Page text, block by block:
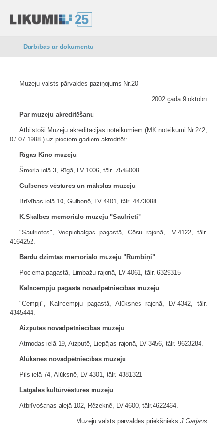
Darbības ar dokumentu
Muzeju valsts pārvaldes paziņojums Nr.20
2002.gada 9.oktobrī
Par muzeju akreditēšanu
Atbilstoši Muzeju akreditācijas noteikumiem (MK noteikumi Nr.242,
07.07.1998.) uz pieciem gadiem akreditēt:
Rīgas Kino muzeju
Šmerļa ielā 3, Rīgā, LV-1006, tālr. 7545009
Gulbenes vēstures un mākslas muzeju
Brīvības ielā 10, Gulbenē, LV-4401, tālr. 4473098.
K.Skalbes memoriālo muzeju "Saulrieti"
"Saulrietos", Vecpiebalgas pagastā, Cēsu rajonā, LV-4122, tālr.
4164252.
Bārdu dzimtas memoriālo muzeju "Rumbiņi"
Pociema pagastā, Limbažu rajonā, LV-4061, tālr. 6329315
Kalncempju pagasta novadpētniecības muzeju
"Cempji", Kalncempju pagastā, Alūksnes rajonā, LV-4342, tālr.
4345444.
Aizputes novadpētniecības muzeju
Atmodas ielā 19, Aizputē, Liepājas rajonā, LV-3456, tālr. 9623284.
Alūksnes novadpētniecības muzeju
Pils ielā 74, Alūksnē, LV-4301, tālr. 4381321
Latgales kultūrvēstures muzeju
Atbrīvošanas alejā 102, Rēzeknē, LV-4600, tālr.4622464.
Muzeju valsts pārvaldes priekšnieks J.Garjāns